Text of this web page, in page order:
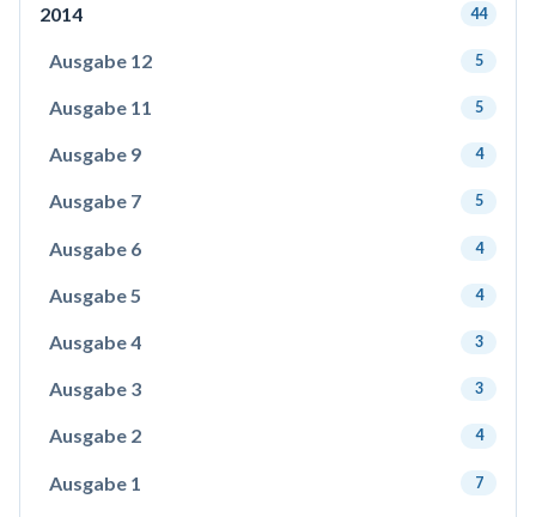
2014 44
Ausgabe 12 5
Ausgabe 11 5
Ausgabe 9 4
Ausgabe 7 5
Ausgabe 6 4
Ausgabe 5 4
Ausgabe 4 3
Ausgabe 3 3
Ausgabe 2 4
Ausgabe 1 7